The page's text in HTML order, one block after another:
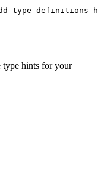
type definitions
hints for your